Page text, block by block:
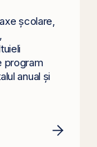
școlare,
program
anual și